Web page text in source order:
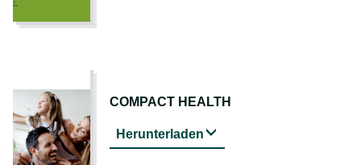
COMPACT HEALTH
Herunterladen